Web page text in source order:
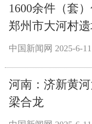
1600余件（套
郑州市大河村
中国新闻网 2025-6-
河南：济新黄
梁合龙